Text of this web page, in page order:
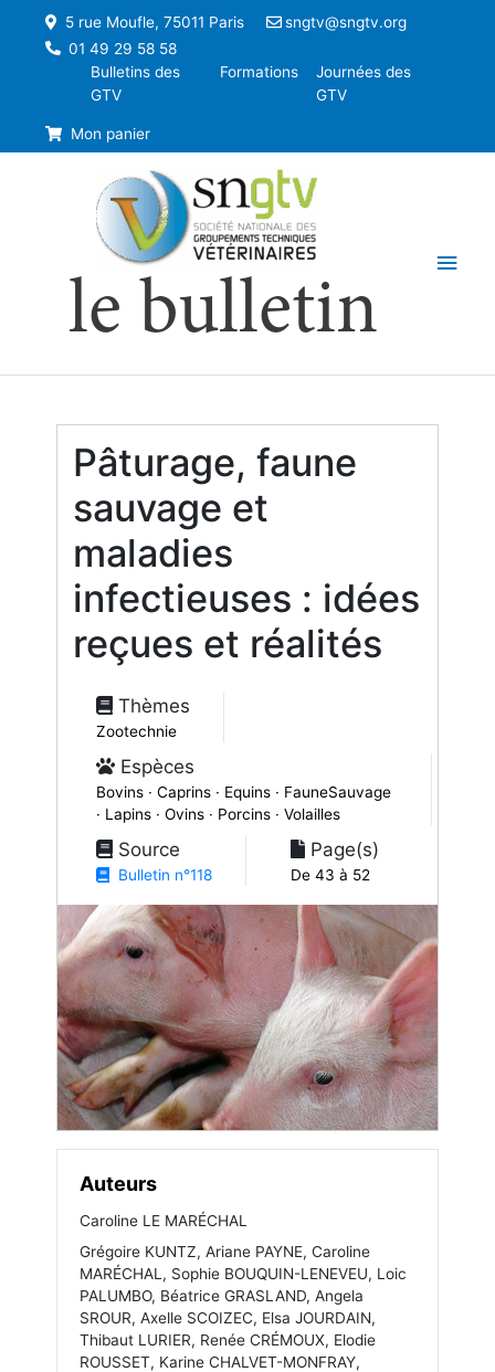
5 rue Moufle, 75011 Paris
sngtv@sngtv.org
01 49 29 58 58
Bulletins des
GTV
Formations
Journées des
GTV
Mon panier
le bulletin
Pâturage, faune
sauvage et
maladies
infectieuses : idées
reçues et réalités
Thèmes
Zootechnie
Espèces
Bovins · Caprins · Equins · FauneSauvage
· Lapins · Ovins · Porcins · Volailles
Source
Bulletin n°118
Page(s)
De 43 à 52
Auteurs
Caroline LE MARÉCHAL
Grégoire KUNTZ, Ariane PAYNE, Caroline
MARÉCHAL, Sophie BOUQUIN-LENEVEU, Loic
PALUMBO, Béatrice GRASLAND, Angela
SROUR, Axelle SCOIZEC, Elsa JOURDAIN,
Thibaut LURIER, Renée CRÉMOUX, Elodie
ROUSSET, Karine CHALVET-MONFRAY,